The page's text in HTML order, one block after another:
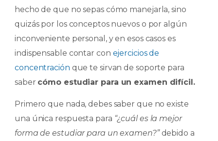
hecho de que no sepas cómo manejarla, sino
quizás por los conceptos nuevos o por algún
inconveniente personal, y en esos casos es
indispensable contar con ejercicios de
concentración que te sirvan de soporte para
saber cómo estudiar para un examen difícil.
Primero que nada, debes saber que no existe
una única respuesta para “¿cuál es la mejor
forma de estudiar para un examen?”debido a